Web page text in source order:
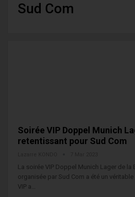
Sud Com
Soirée VIP Doppel Munich
retentissant pour Sud Com
La soirée VIP Doppel Munich Lager de la
organisée par Sud Com a été un
VIP a…